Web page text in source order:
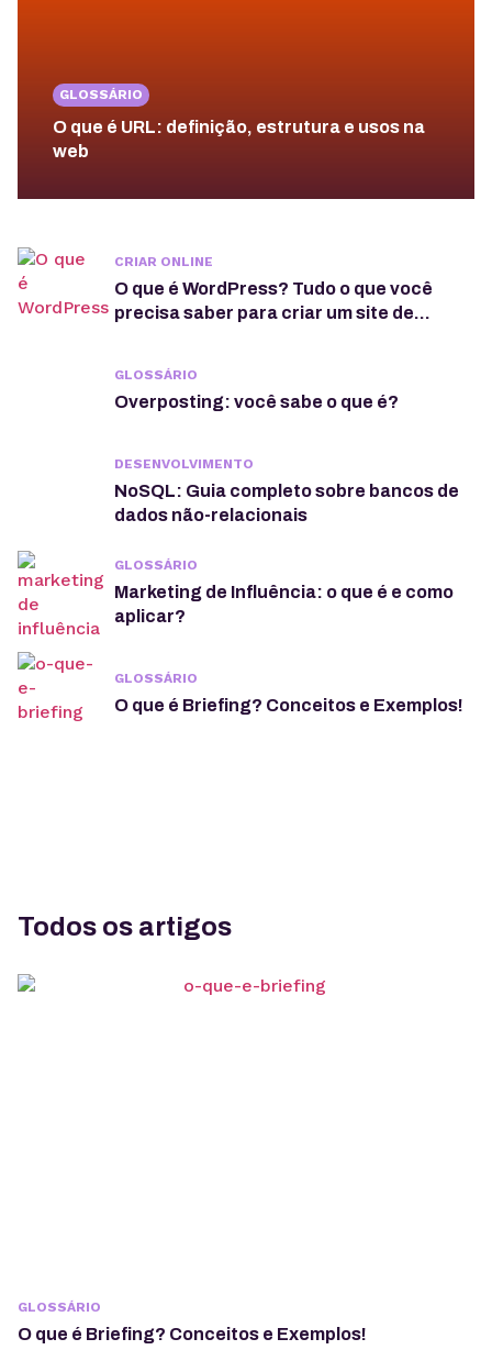
GLOSSÁRIO
O que é URL: definição, estrutura e usos na
web
CRIAR ONLINE
O que é WordPress? Tudo o que você
precisa saber para criar um site de
GLOSSÁRIO
Overposting: você sabe o que é?
DESENVOLVIMENTO
NoSQL: Guia completo sobre bancos de
dados não-relacionais
GLOSSÁRIO
Marketing de Influência: o que é e como
aplicar?
GLOSSÁRIO
O que é Briefing? Conceitos e Exemplos!
Todos os artigos
GLOSSÁRIO
O que é Briefing? Conceitos e Exemplos!